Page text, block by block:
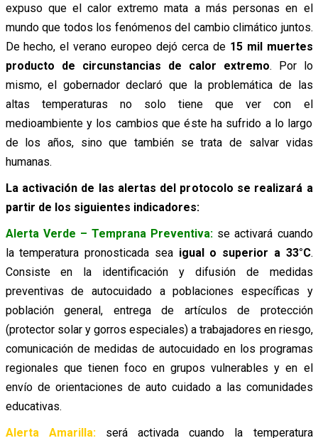
expuso que el calor extremo mata a más personas en el
mundo que todos los fenómenos del cambio climático juntos.
De hecho, el verano europeo dejó cerca de15 mil muertes
producto de circunstancias de calor extremo. Por lo
mismo, el gobernador declaró que la problemática de las
altas temperaturas no solo tiene que ver con el
medioambiente y los cambios que éste ha sufrido a lo largo
de los años, sino que también se trata de salvar vidas
humanas.
La activación de las alertas del protocolo se realizará a
partir de los siguientes indicadores:
Alerta Verde – Temprana Preventiva: se activará cuando
la temperatura pronosticada seaigual o superior a 33°C.
Consiste en la identificación y difusión de medidas
preventivas de autocuidado a poblaciones específicas y
población general, entrega de artículos de protección
(protector solar y gorros especiales) a trabajadores en riesgo,
comunicación de medidas de autocuidado en los programas
regionales que tienen foco en grupos vulnerables y en el
envío de orientaciones de auto cuidado a las comunidades
educativas.
Alerta Amarilla:será activada cuando la temperatura